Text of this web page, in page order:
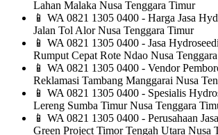
Lahan Malaka Nusa Tenggara Timur
📱 WA 0821 1305 0400 - Harga Jasa
Jalan Tol Alor Nusa Tenggara Timur
📱 WA 0821 1305 0400 - Jasa
Rumput Cepat Rote Ndao Nusa
📱 WA 0821 1305 0400 - Vendor
Reklamasi Tambang Manggarai Nusa
📱 WA 0821 1305 0400 - Spesialis
Lereng Sumba Timur Nusa Tenggara
📱 WA 0821 1305 0400 - Perusahaan
Green Project Timor Tengah Utara Nusa